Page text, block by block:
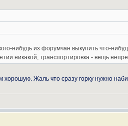
нибудь из форумчан выкупить что-
никакой, транспортировка - вещь
хорошую. Жаль что сразу горку нужно